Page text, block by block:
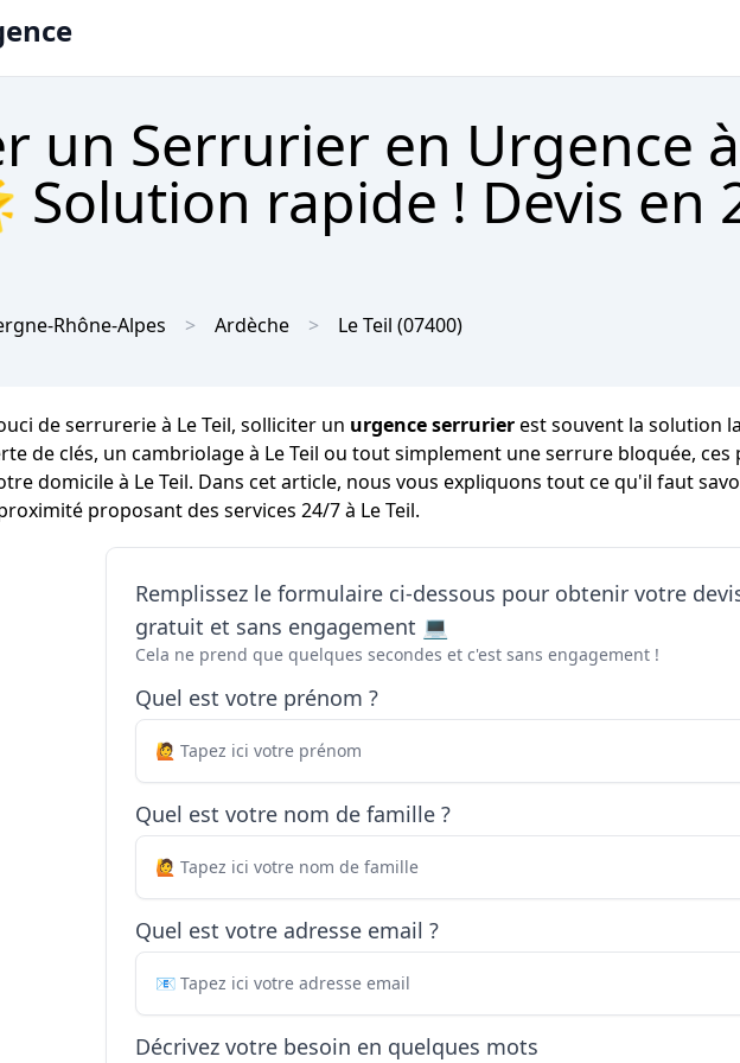
un Serrurier en Urgence
Solution rapide ! Devis en
Rhône-Alpes Ardèche Le Teil (07400)
de serrurerie à Le Teil, solliciter un urgence serrurierest souvent la solution
de clés, un cambriolage à Le Teil ou tout simplement une serrure bloquée,
domicile à Le Teil. Dans cet article, nous vous expliquons tout ce qu'il faut
proposant des services 24/7 à Le Teil.
Remplissez le formulaire ci-dessous pour obtenir votre
gratuit et sans engagement 💻
Cela ne prend que quelques secondes et c'est sans engagement !
Quel est votre prénom ?
Quel est votre nom de famille ?
Quel est votre adresse email ?
Décrivez votre besoin en quelques mots